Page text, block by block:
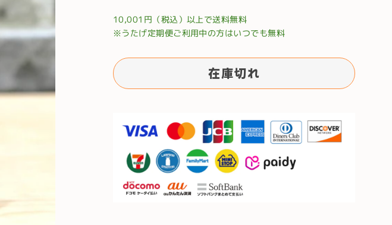
価
10,001円（税込）以上で送料無料
※うたげ定期便ご利用中の方はいつでも無料
在庫切れ